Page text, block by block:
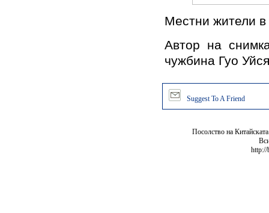
Местни жители в
Автор на
чужбина Гуо
Suggest To A Friend
Посолство на
http://